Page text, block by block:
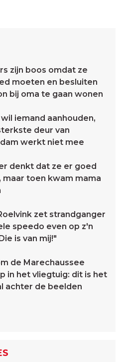
zijn boos omdat ze
moeten en besluiten
bij oma te gaan wonen
iemand aanhouden,
deur van
werkt niet mee
denkt dat ze er goed
maar toen kwam mama
zet strandganger
speedo even op z'n
is van mij!"
de Marechaussee
in het vliegtuig: dit is het
achter de beelden